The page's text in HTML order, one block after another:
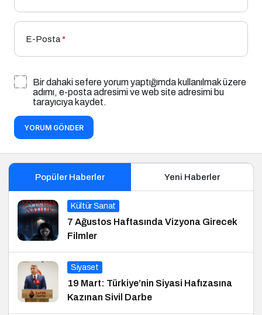
E-Posta*
Bir dahaki sefere yorum yaptığımda kullanılmak üzere
adımı, e-posta adresimi ve web site adresimi bu
tarayıcıya kaydet.
YORUM GÖNDER
Popüler Haberler Yeni Haberler
Kültür Sanat
7 Ağustos Haftasında Vizyona Girecek
Filmler
Siyaset
19 Mart: Türkiye’nin Siyasi Hafızasına
Kazınan Sivil Darbe